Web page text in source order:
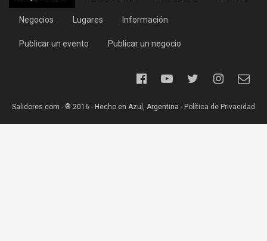
Negocios Lugares Información
Publicar un evento Publicar un negocio
Salidores.com - ® 2016 - Hecho en Azul, Argentina - Política de Privacidad